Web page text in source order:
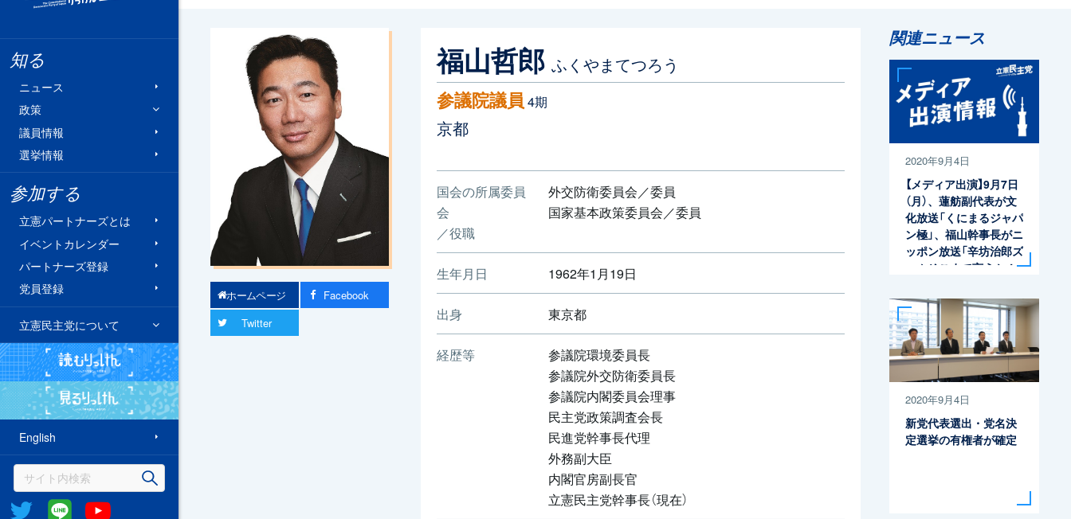
知る
ニュース
政策
議員情報
選挙情報
参加する
立憲パートナーズとは
イベントカレンダー
パートナーズ登録
党員登録
立憲民主党について
English
Twitter @Line
ホームページ
Facebook
Twitter
福山哲郎 ふくやまてつろう
参議院議員 4期
京都
国会の所属委員
会
／役職
外交防衛委員会／委員
国家基本政策委員会／委員
生年月日 1962年1月19日
出身 東京都
経歴等
参議院環境委員長
参議院外交防衛委員長
参議院内閣委員会理事
民主党政策調査会長
民進党幹事長代理
外務副大臣
内閣官房副長官
立憲民主党幹事長（現在）
関連ニュース
2020年9月4日
【メディア出演】9月7日
（月）、蓮舫副代表が文
化放送「くにまるジャパ
ン極」、福山幹事長がニ
ッポン放送「辛坊治郎ズ
ームそこまで言うか！」
2020年9月4日
新党代表選出・党名決
定選挙の有権者が確定